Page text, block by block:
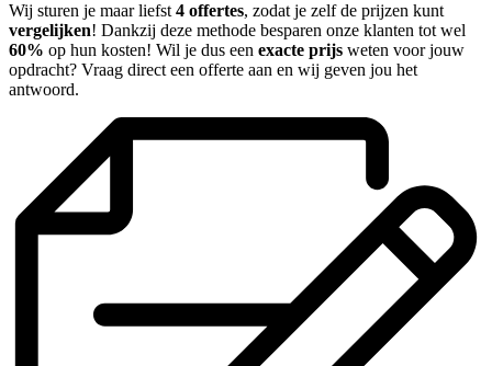
Wij sturen je maar liefst 4 offertes, zodat je zelf de prijzen kunt
vergelijken! Dankzij deze methode besparen onze klanten tot wel
60% op hun kosten! Wil je dus een exacte prijs weten voor jouw
opdracht? Vraag direct een offerte aan en wij geven jou het
antwoord.